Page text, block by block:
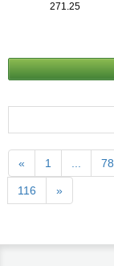
271.25
« 1 ... 78
116 »